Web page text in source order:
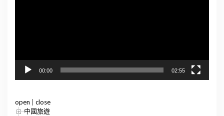
00:00 02:55
open
close
中國旅遊